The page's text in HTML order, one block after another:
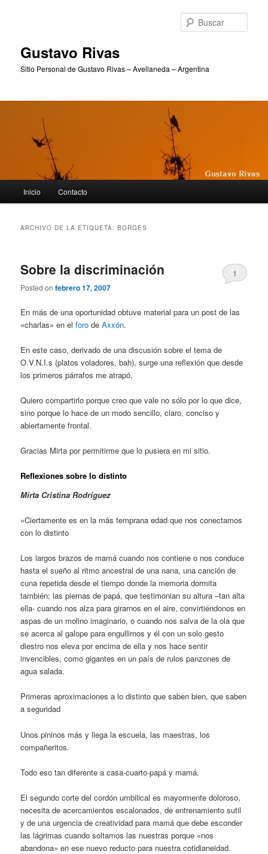
Gustavo Rivas
Sitio Personal de Gustavo Rivas – Avellaneda – Argentina
Inicio Contacto
ARCHIVO DE LA ETIQUETA:BORGES
Sobre la discriminación
Posted onfebrero 17, 2007
1
En más de una oportunidad obtuve material para un post de las
«charlas» en elforo deAxxón.
En este caso, derivado de una discusión sobre el tema de
O.V.N.I.s (platos voladores, bah), surge una reflexión que desde
los primeros párrafos me atrapó.
Quiero compartirlo porque creo que vale no sólo por lo que dice,
sino porque lo hace de un modo sencillo, claro, conciso y
abiertamente frontal.
Gracias Mirta por permitirme que lo pusiera en mi sitio.
Reflexiones sobre lo distinto
Mirta Cristina Rodríguez
«Ciertamente es en la más temprana edad que nos conectamos
con lo distinto
Los largos brazos de mamá cuando nos contiene o nos conduce
hasta el sueño al ritmo ancestral de una nana, una canción de
cuna repetida desde el tiempo donde la memoria dormita
también; las piernas de papá, que testimonian su altura –tan alta
ella- cuando nos alza para girarnos en el aire, convirtiéndonos en
aspas de un molino imaginario, o cuando nos salva de la ola que
se acerca al galope para engullirnos y él con un solo gesto
diestro nos eleva por encima de ella y nos hace sentir
invencibles, como gigantes en un país de rulos panzones de
agua salada.
Primeras aproximaciones a lo distinto que saben bien, que saben
a seguridad
Unos pininos más y llega la escuela, las maestras, los
compañeritos.
Todo eso tan diferente a casa-cuarto-papá y mamá.
El segundo corte del cordón umbilical es mayormente doloroso,
necesita de acercamientos escalonados, de entrenamiento sutil
y de una urgencia de creatividad para mamá que debe esconder
las lágrimas cuando soltamos las nuestras porque «nos
abandona» en ese nuevo reducto para nuestra cotidianeidad.